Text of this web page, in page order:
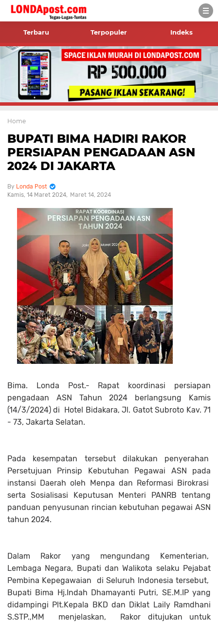
Terbaru Terpopuler Indeks
Home
BUPATI BIMA HADIRI RAKOR
PERSIAPAN PENGADAAN ASN
2024 DI JAKARTA
Londa Post
Kamis, 14 Maret 2024
Maret 14, 2024
Bima. Londa Post.- Rapat koordinasi persiapan
pengadaan ASN Tahun 2024 berlangsung Kamis
(14/3/2024) di Hotel Bidakara, Jl. Gatot Subroto Kav. 71
- 73, Jakarta Selatan.
Pada kesempatan tersebut dilakukan penyerahan
Persetujuan Prinsip Kebutuhan Pegawai ASN pada
instansi Daerah oleh Menpa dan Reformasi Birokrasi
serta Sosialisasi Keputusan Menteri PANRB tentang
panduan penyusunan rincian kebutuhan pegawai ASN
tahun 2024.
Dalam Rakor yang mengundang Kementerian,
Lembaga Negara, Bupati dan Walikota selaku Pejabat
Pembina Kepegawaian di Seluruh Indonesia tersebut,
Bupati Bima Hj.Indah Dhamayanti Putri, SE.M.IP yang
didampingi Plt.Kepala BKD dan Diklat Laily Ramdhani
S.STP.,MM menjelaskan, Rakor ditujukan untuk